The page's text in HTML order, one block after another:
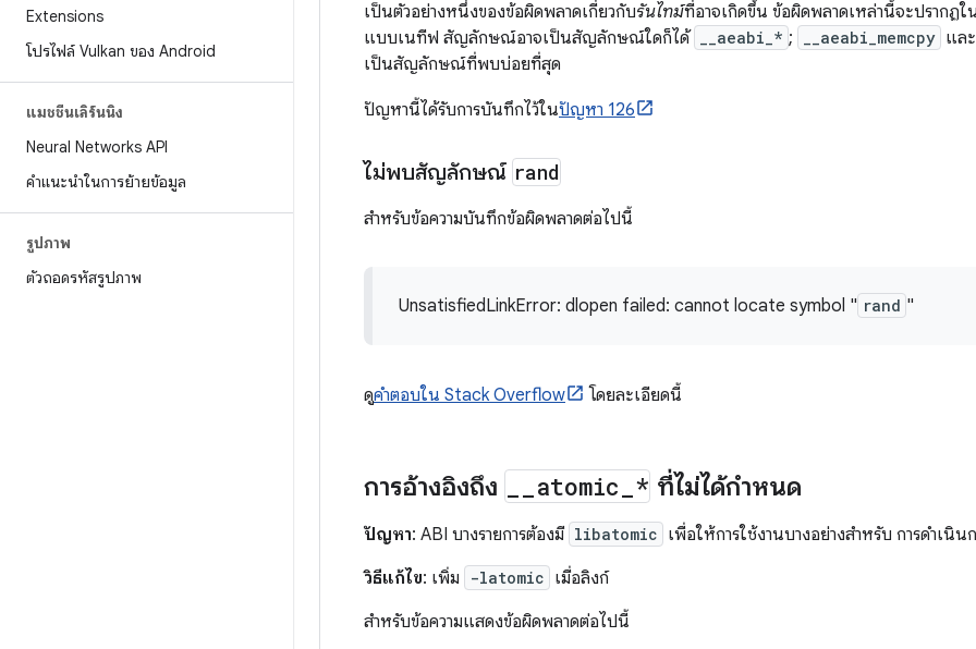
Extensions
โปรไฟล์ Vulkan ของ Android
แมชชีนเลิร์นนิง
Neural Networks API
คำแนะนำในการย้ายข้อมูล
รูปภาพ
ตัวถอดรหัสรูปภาพ
เป็นตัวอย่างหนึ่งของข้อผิดพลาดเกี่ยวกับรันไทม์ที่อาจเกิดขึ้น ข้อผิดพลาดเหล่านี้จะปรากฏ
แบบเนทีฟ สัญลักษณ์อาจเป็นสัญลักษณ์ใดก็ได้
__aeabi_* ; __aeabi_memcpy และ
เป็นสัญลักษณ์ที่พบบ่อยที่สุด
ปัญหานี้ได้รับการบันทึกไว้ในปัญหา 126
ไม่พบสัญลักษณ์ rand
สำหรับข้อความบันทึกข้อผิดพลาดต่อไปนี้
UnsatisfiedLinkError: dlopen failed: cannot locate symbol " rand "
ดูคำตอบใน Stack Overflow โดยละเอียดนี้
การอ้างอิงถึง atomic * ที่ไม่ได้กำหนด
ปัญหา: ABI บางรายการต้องมี libatomic เพื่อให้การใช้งานบางอย่างสำหรับ การดำเนิ
วิธีแก้ไข: เพิ่ม -latomic เมื่อลิงก์
สำหรับข้อความแสดงข้อผิดพลาดต่อไปนี้